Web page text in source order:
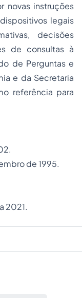
novas instruções
legais
decisões
de consultas à
de Perguntas e
e da Secretaria
referência para
.
de 1995.
2021.